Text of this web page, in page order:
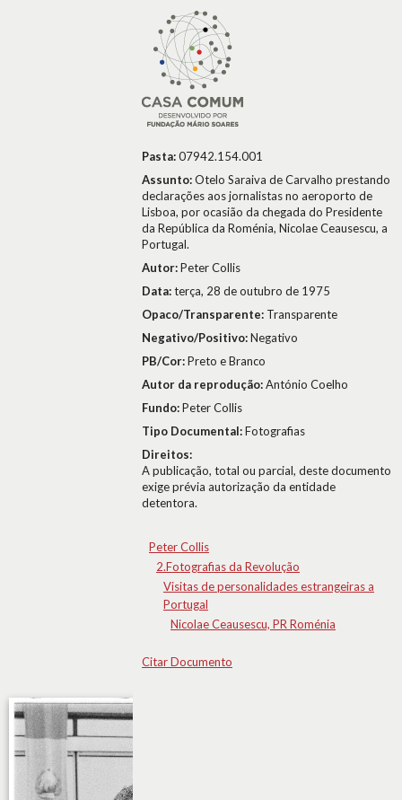
Pasta:07942.154.001
Assunto:Otelo Saraiva de Carvalho prestando
declarações aos jornalistas no aeroporto de
Lisboa, por ocasião da chegada do Presidente
da República da Roménia, Nicolae Ceausescu, a
Portugal.
Autor:Peter Collis
Data:terça, 28 de outubro de 1975
Opaco/Transparente: Transparente
Negativo/Positivo:Negativo
PB/Cor:Preto e Branco
Autor da reprodução:António Coelho
Fundo:Peter Collis
Tipo Documental:Fotografias
Direitos:
A publicação, total ou parcial, deste documento
exige prévia autorização da entidade
detentora.
Peter Collis
2.Fotografias da Revolução
Visitas de personalidades estrangeiras a
Portugal
Nicolae Ceausescu, PR Roménia
Citar Documento